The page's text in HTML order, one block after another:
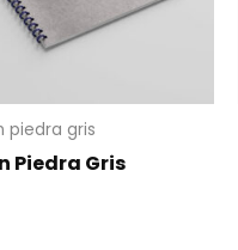
piedra gris
Piedra Gris